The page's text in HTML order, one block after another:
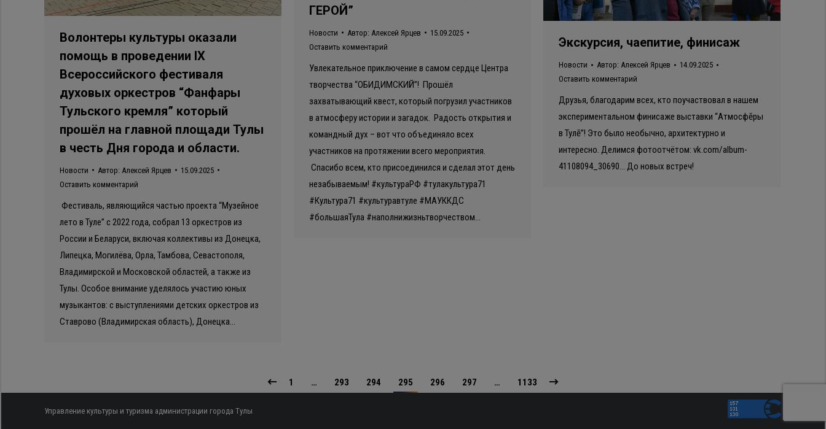
ГЕРОЙ”
Новости Автор: Алексей Ярцев
15.09.2025
Оставить комментарий
Увлекательное приключение в самом сердце Центра
творчества “ОБИДИМСКИЙ”! Прошёл
захватывающий квест, который погрузил участников
в атмосферу истории и загадок. Радость открытия и
командный дух – вот что объединяло всех
участников на протяжении всего мероприятия.
Спасибо всем, кто присоединился и сделал этот день
незабываемым! #культураРФ #тулакультура71
#Культура71 #культуравтуле #МАУККДС
#большаяТула #наполнижизньтворчеством…
Волонтеры культуры оказали
помощь в проведении IX
Всероссийского фестиваля
духовых оркестров “Фанфары
Тульского кремля” который
прошёл на главной площади Тулы
в честь Дня города и области.
Новости Автор: Алексей Ярцев
15.09.2025
Оставить комментарий
Фестиваль, являющийся частью проекта “Музейное
лето в Туле” с 2022 года, собрал 13 оркестров из
России и Беларуси, включая коллективы из Донецка,
Липецка, Могилёва, Орла, Тамбова, Севастополя,
Владимирской и Московской областей, а также из
Тулы. Особое внимание уделялось участию юных
музыкантов: с выступлениями детских оркестров из
Ставрово (Владимирская область), Донецка…
Экскурсия, чаепитие, финисаж
Новости Автор: Алексей Ярцев
14.09.2025
Оставить комментарий
Друзья, благодарим всех, кто поучаствовал в нашем
экспериментальном финисаже выставки “Атмосфēры
в Тулē”! Это было необычно, архитектурно и
интересно. Делимся фотоотчётом: vk.com/album-
41108094_30690… До новых встреч!
1 … 293 294 295 296 297 … 1133
Управление культуры и туризма администрации города Тулы